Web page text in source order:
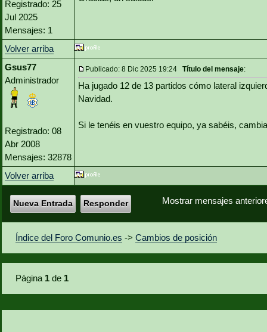
Registrado: 25
Jul 2025
Mensajes: 1
Volver arriba
Gsus77
Administrador
Registrado: 08
Abr 2008
Mensajes: 32878
Publicado: 8 Dic 2025 19:24 Título del mensaje:
Ha jugado 12 de 13 partidos cómo lateral
Navidad.
Si le tenéis en vuestro equipo, ya sabéis,
Volver arriba
Mostrar mensajes
Nueva Entrada Responder
Índice del Foro Comunio.es ->Cambios de posición
Página 1 de 1